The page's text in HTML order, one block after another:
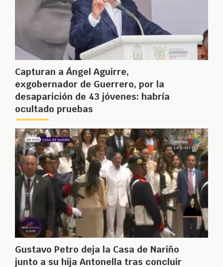
Capturan a Ángel Aguirre,
exgobernador de Guerrero, por la
desaparición de 43 jóvenes: habría
ocultado pruebas
Gustavo Petro deja la Casa de Nariño
junto a su hija Antonella tras concluir